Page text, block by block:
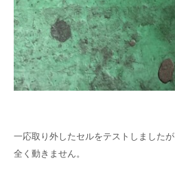
一応取り外したセルをテストしましたが
全く動きません。